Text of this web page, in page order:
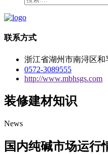
联系方式
浙江省湖州市南浔区
0572-3089555
http://www.mbhsgs.com
装修建材知识
News
国内纯碱市场运行